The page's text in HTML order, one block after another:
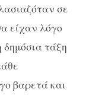
σε
είχαν λόγο
τάξη
βαρετά και